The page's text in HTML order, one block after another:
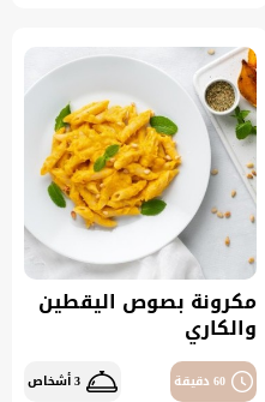
مكرونة بصوص اليقطين
والكاري
60 دقيقة 3 أشخاص